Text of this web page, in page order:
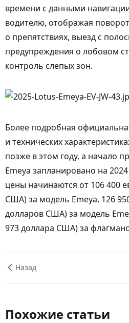
времени с данными
водителю, отображая
о препятствиях, выезд с
предупреждения о лобовом
контроль слепых зон.
Более подробная
и технических
позже в этом году, а начало
Emeya запланировано на
цены начинаются от 106 400
США) за модель Emeya, 126
долларов США) за модель
973 доллара США) за
Назад
Похожие статьи